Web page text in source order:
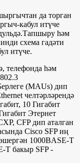
да торган
кабул итүче
һәм
схема гадәти
итүче.
телефонда һәм
(MAUs) дип
челтәрләрендә
10 Гигабит
Этернет
CFP дип аталган
Cisco SFP иң
1000BASE-T
T бакыр SFP -